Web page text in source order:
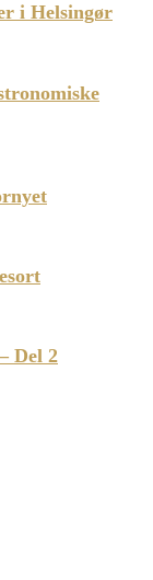
i Helsingør
Del 2